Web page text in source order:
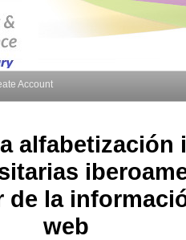
Account
alfabetización
de la
web